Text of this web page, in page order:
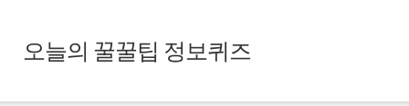
content오늘의 꿀꿀팁 정보퀴즈